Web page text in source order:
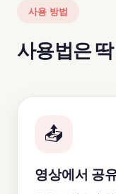
사용 방법
사용법은
📤
영상에서 공